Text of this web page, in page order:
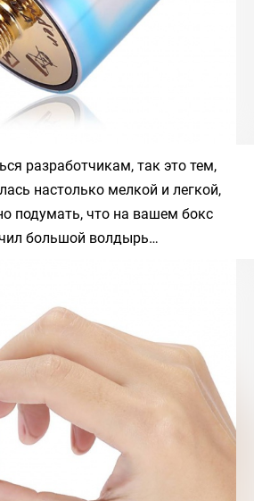
разработчикам, так это тем,
настолько мелкой и легкой,
подумать, что на вашем бокс
большой волдырь…